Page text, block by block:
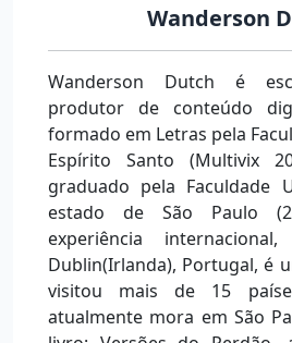
Wanderson
Wanderson Dutch é
produtor de conteúdo
formado em Letras pela
Espírito Santo (Multivix
graduado pela Faculdade
estado de São Paulo
experiência
Dublin(Irlanda), Portugal, é
visitou mais de 15
atualmente mora em São